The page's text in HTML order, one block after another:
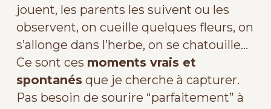
jouent, les parents les suivent ou les
observent, on cueille quelques fleurs, on
s’allonge dans l’herbe, on se chatouille…
Ce sont ces moments vrais et
spontanés que je cherche à capturer.
Pas besoin de sourire “parfaitement” à